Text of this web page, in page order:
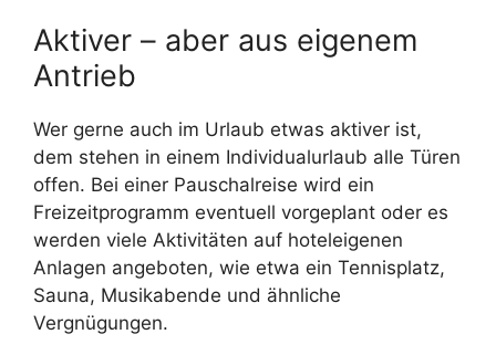
Aktiver – aber aus eigenem
Antrieb
Wer gerne auch im Urlaub etwas aktiver ist,
dem stehen in einem Individualurlaub alle Türen
offen. Bei einer Pauschalreise wird ein
Freizeitprogramm eventuell vorgeplant oder es
werden viele Aktivitäten auf hoteleigenen
Anlagen angeboten, wie etwa ein Tennisplatz,
Sauna, Musikabende und ähnliche
Vergnügungen.